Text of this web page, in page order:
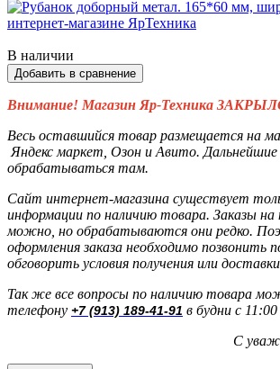
В наличии
Добавить в сравнение
Внимание! Магазин Яр-Техника
Весь оставшийся товар размещается на
Яндекс маркет, Озон и Авито. Дальнейшие
обрабатываться там.
Сайт интернет-магазина существует
информации по наличию товара. Заказы на
можно, но обрабатываются они редко.
оформления заказа необходимо позвонить
обговорить условия получения или
Так же все вопросы по наличию товара
телефону +7 (913) 189-41-91 в будни с
С